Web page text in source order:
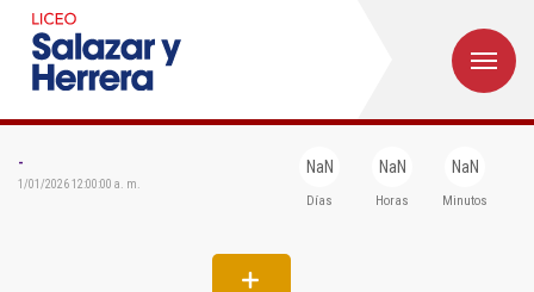
-
1/01/2026 12:00:00 a. m.
NaN
Días
NaN
Horas
NaN
Minutos
Formación